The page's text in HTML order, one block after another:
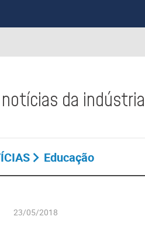
da indústria
Educação
23/05/2018